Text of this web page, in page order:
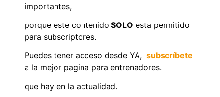
importantes,
porque este contenido SOLO esta permitido
para subscriptores.
Puedes tener acceso desde YA, subscríbete
a la mejor pagina para entrenadores.
que hay en la actualidad.